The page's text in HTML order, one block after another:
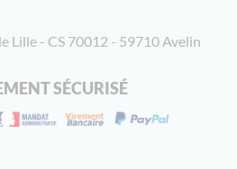
Lille - CS 70012 - 59710 Avelin
SÉCURISÉ